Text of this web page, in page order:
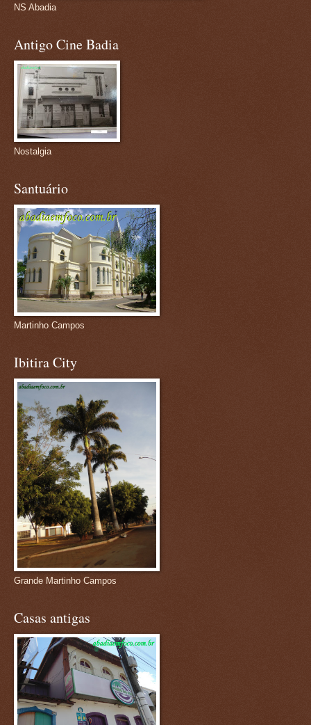
NS Abadia
Antigo Cine Badia
Nostalgia
Santuário
Martinho Campos
Ibitira City
Grande Martinho Campos
Casas antigas